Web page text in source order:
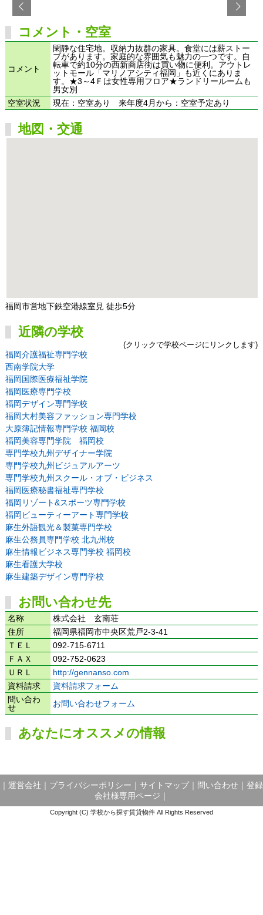
コメント・空室
コメント
閑静な住宅地。収納力抜群の家具。食堂には薪ストー
ブがあります。家庭的な雰囲気も魅力の一つです。自
転車で約10分の西新商店街は買い物に便利。アウトレ
ットモール「マリノアシティ福岡」も近くにありま
す。★3～4Ｆは女性専用フロア★ランドリールームも
男女別
空室状況
現在：空室あり 来年度4月から：空室予定あり
地図・交通
福岡市営地下鉄空港線室見 徒歩5分
近隣の学校
(クリックで学校ページにリンクします)
福岡介護福祉専門学校
西南学院大学
福岡国際医療福祉学院
福岡医療専門学校
福岡デザイン専門学校
福岡大村美容ファッション専門学校
大原簿記情報専門学校 福岡校
福岡美容専門学院 福岡校
専門学校九州デザイナー学院
専門学校九州ビジュアルアーツ
専門学校九州スクール・オブ・ビジネス
福岡医療秘書福祉専門学校
福岡リゾート&スポーツ専門学校
福岡ビューティーアート専門学校
麻生外語観光＆製菓専門学校
麻生公務員専門学校 北九州校
麻生情報ビジネス専門学校 福岡校
麻生看護大学校
麻生建築デザイン専門学校
お問い合わせ先
名称
株式会社 玄南荘
住所
福岡県福岡市中央区荒戸2-3-41
ＴＥＬ
092-715-6711
ＦＡＸ
092-752-0623
ＵＲＬ
http://gennanso.com
資料請求
資料請求フォーム
問い合わ
せ
お問い合わせフォーム
あなたにオススメの情報
運営会社 プライバシーポリシー サイトマップ｜ 問い合わせ
登録
会社様専用ページ
Copyright (C) 学校から探す賃貸物件 All Rights Reserved